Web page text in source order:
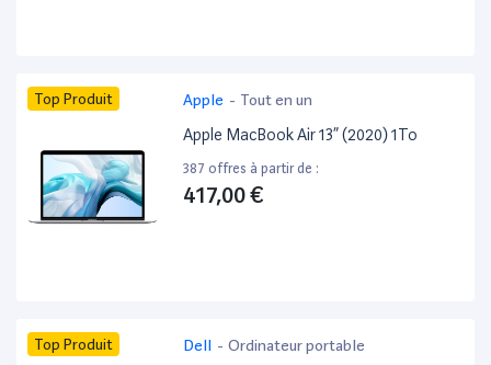
Top Produit Apple - Tout en un
Apple MacBook Air 13” (2020) 1To
387 offres à partir de :
417,00 €
Top Produit Dell - Ordinateur portable